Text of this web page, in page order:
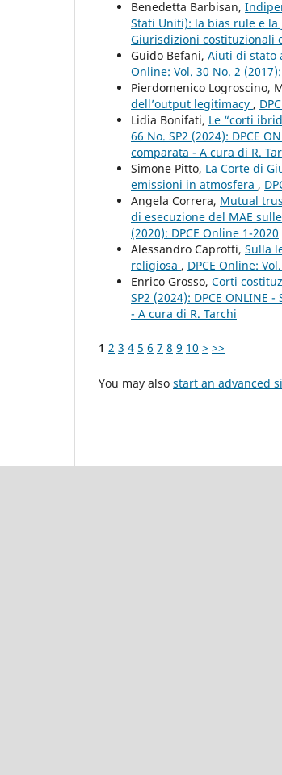
Benedetta Barbisan,
Stati Uniti): la bias rule e
Giurisdizioni costituzionali
Guido Befani, Aiuti di stato
Online: Vol. 30 No. 2
Pierdomenico Logroscino,
dell’output legitimacy ,
Lidia Bonifati, Le “corti
66 No. SP2 (2024): DPCE
comparata - A cura di R.
Simone Pitto, La Corte di
emissioni in atmosfera ,
Angela Correra, Mutual
di esecuzione del MAE
(2020): DPCE Online 1-2020
Alessandro Caprotti, Sulla
religiosa , DPCE Online:
Enrico Grosso, Corti
SP2 (2024): DPCE
- A cura di R. Tarchi
1 2 3 4 5 6 7 8 9 10 > >>
You may also start an advanced